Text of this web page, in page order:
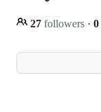
27 followers · 0